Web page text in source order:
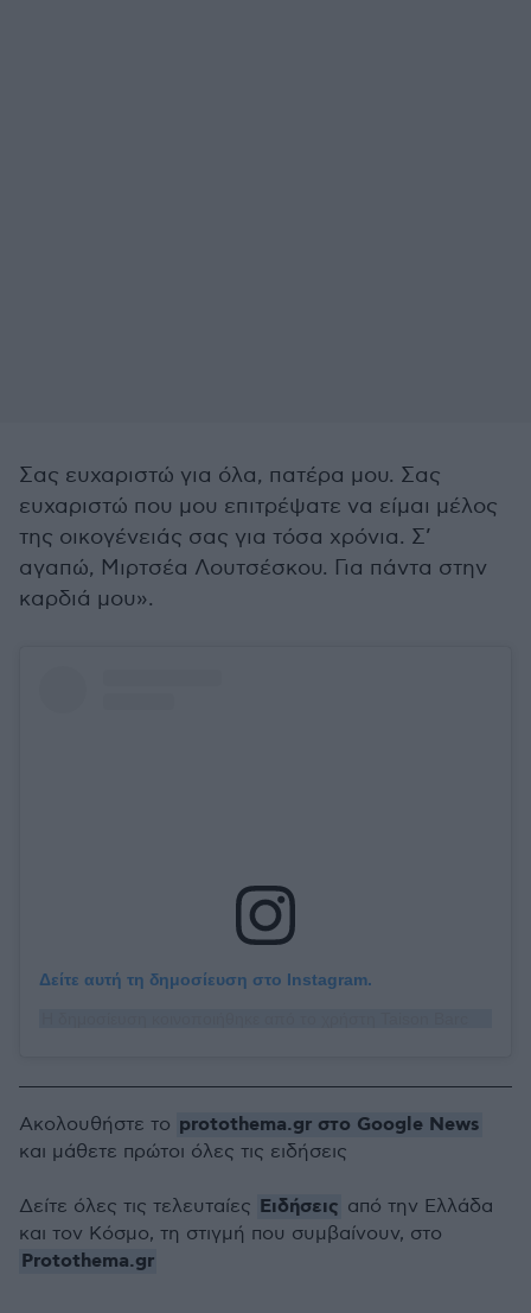
Σας ευχαριστώ για όλα, πατέρα μου. Σας
ευχαριστώ που μου επιτρέψατε να είμαι μέλος
της οικογένειάς σας για τόσα χρόνια. Σ’
αγαπώ, Μιρτσέα Λουτσέσκου. Για πάντα στην
καρδιά μου».
Δείτε αυτή τη δημοσίευση στο Instagram.
Ακολουθήστε το protothema.gr στο Google News
και μάθετε πρώτοι όλες τις ειδήσεις
Δείτε όλες τις τελευταίες Ειδήσεις από την Ελλάδα
και τον Κόσμο, τη στιγμή που συμβαίνουν, στο
Protothema.gr